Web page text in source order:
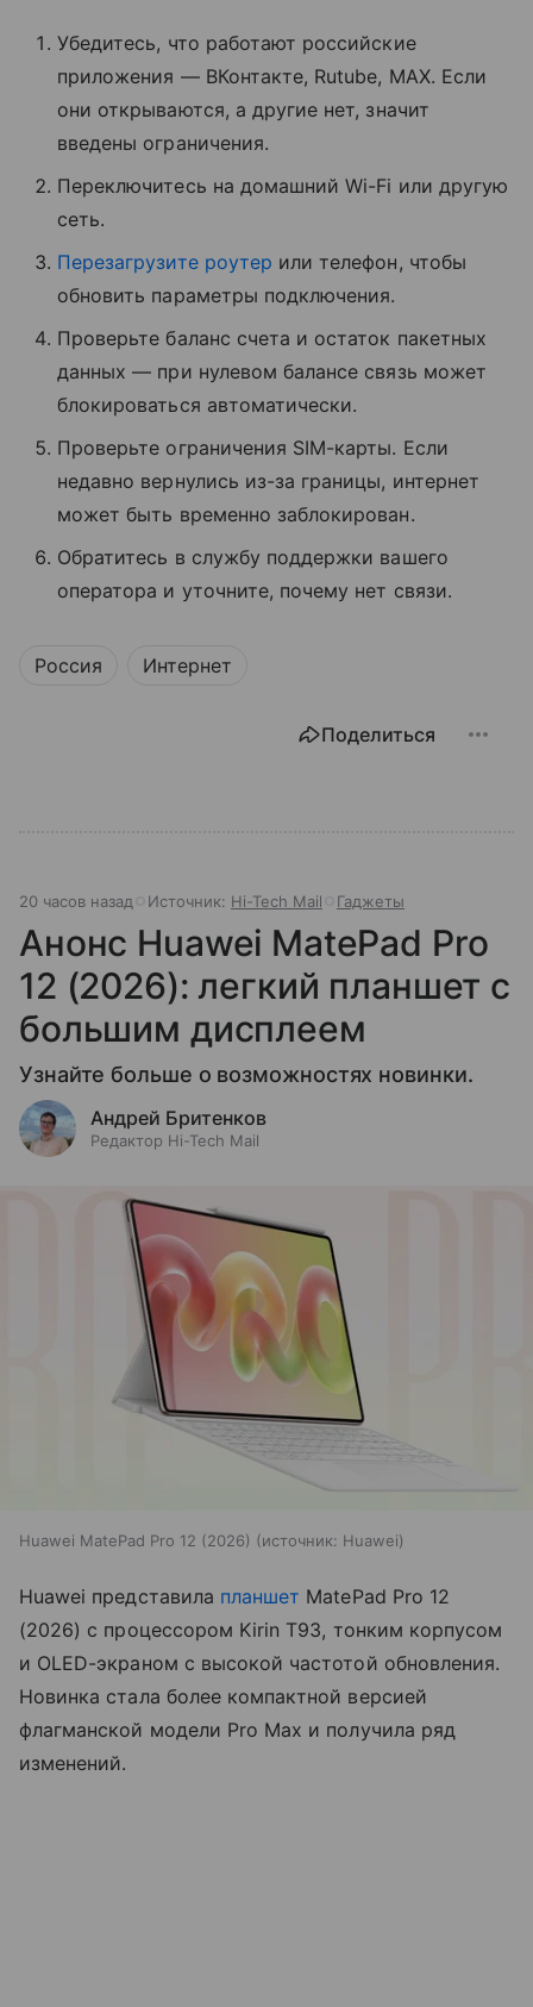
Убедитесь, что работают российские
приложения — ВКонтакте, Rutube, MAX. Если
они открываются, а другие нет, значит
введены ограничения.
Переключитесь на домашний Wi-Fi или другую
сеть.
Перезагрузите роутер или телефон, чтобы
обновить параметры подключения.
Проверьте баланс счета и остаток пакетных
данных — при нулевом балансе связь может
блокироваться автоматически.
Проверьте ограничения SIM-карты. Если
недавно вернулись из-за границы, интернет
может быть временно заблокирован.
Обратитесь в службу поддержки вашего
оператора и уточните, почему нет связи.
Россия Интернет
Поделиться
20 часов назад Источник: Hi-Tech Mail Гаджеты
Анонс Huawei MatePad Pro
12 (2026): легкий планшет с
большим дисплеем
Узнайте больше о возможностях новинки.
Андрей Бритенков
Редактор Hi-Tech Mail
Huawei MatePad Pro 12 (2026) источник: Huawei
Huawei представила планшет MatePad Pro 12
(2026) с процессором Kirin T93, тонким корпусом
и OLED-экраном с высокой частотой обновления.
Новинка стала более компактной версией
флагманской модели Pro Max и получила ряд
изменений.